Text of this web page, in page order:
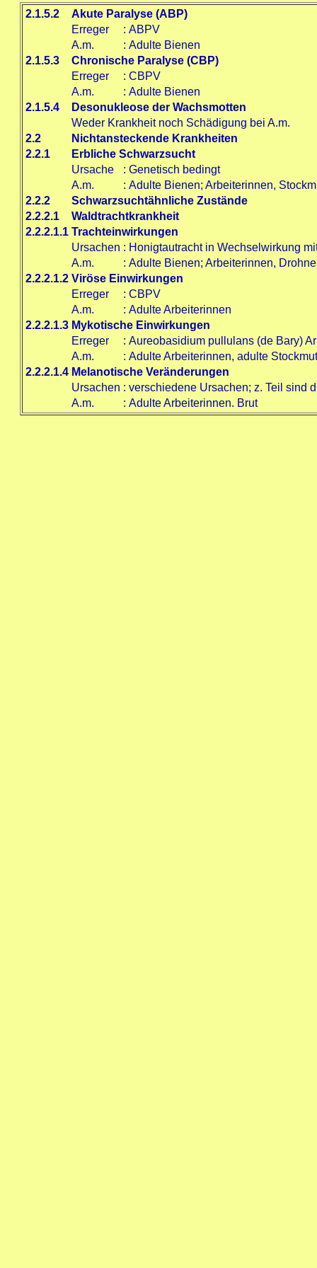
2.1.5.2
Akute Paralyse (ABP)
Erreger
: ABPV
A.m.
: Adulte Bienen
2.1.5.3
Chronische Paralyse (CBP)
Erreger
: CBPV
A.m.
: Adulte Bienen
2.1.5.4
Desonukleose der Wachsmotten
Weder Krankheit noch Schädigung bei A.m.
2.2
Nichtansteckende Krankheiten
2.2.1
Erbliche Schwarzsucht
Ursache
: Genetisch bedingt
A.m.
: Adulte Bienen; Arbeiterinnen,
2.2.2
Schwarzsuchtähnliche Zustände
2.2.2.1
Waldtrachtkrankheit
2.2.2.1.1 Trachteinwirkungen
Ursachen : Honigtautracht in Wechselwirkung
A.m.
: Adulte Bienen; Arbeiterinnen,
2.2.2.1.2 Viröse Einwirkungen
Erreger
: CBPV
A.m.
: Adulte Arbeiterinnen
2.2.2.1.3 Mykotische Einwirkungen
Erreger
: Aureobasidium pullulans (de Bary)
A.m.
: Adulte Arbeiterinnen, adulte
2.2.2.1.4 Melanotische Veränderungen
Ursachen : verschiedene Ursachen; z. Teil sind
A.m.
: Adulte Arbeiterinnen. Brut